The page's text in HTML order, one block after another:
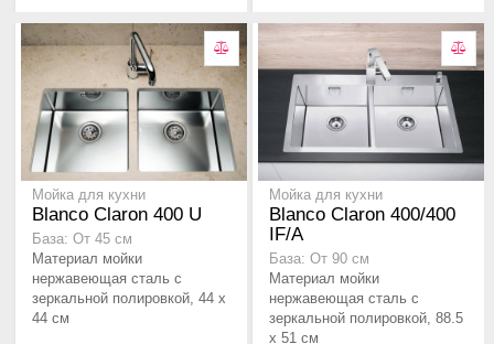
Мойка для кухни
Blanco Claron 400 U
База: От 45 см
Материал мойки
нержавеющая сталь с
зеркальной полировкой, 44 x
44 см
Мойка для кухни
Blanco Claron 400/400
IF/A
База: От 90 см
Материал мойки
нержавеющая сталь с
зеркальной полировкой, 88.5
x 51 см